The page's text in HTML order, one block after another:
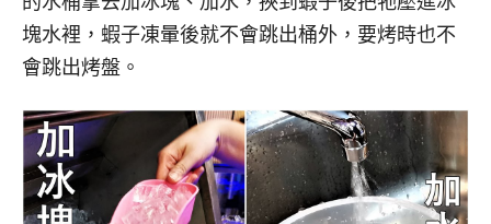
塊水裡，蝦子凍暈後就不會跳出桶外，要烤時也不
會跳出烤盤。